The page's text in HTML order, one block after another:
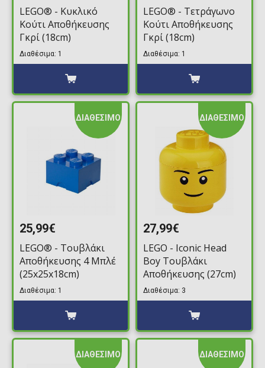
LEGO® - Κυκλικό
Κούτι Αποθήκευσης
Γκρί (18cm)
Διαθέσιμα: 1
LEGO® - Τετράγωνο
Κούτι Αποθήκευσης
Γκρί (18cm)
Διαθέσιμα: 1
ΔΙΑΘΕΣΙΜΟ
25,99€
LEGO® - Τουβλάκι
Αποθήκευσης 4 Μπλέ
(25x25x18cm)
Διαθέσιμα: 1
ΔΙΑΘΕΣΙΜΟ
27,99€
LEGO - Iconic Head
Boy Τουβλάκι
Αποθήκευσης (27cm)
Διαθέσιμα: 3
ΔΙΑΘΕΣΙΜΟ ΔΙΑΘΕΣΙΜΟ